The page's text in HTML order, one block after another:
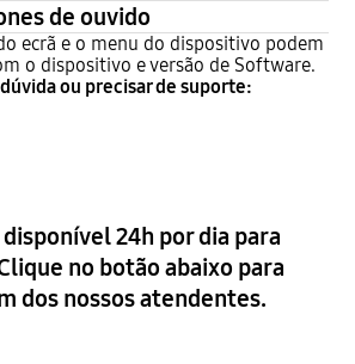
de ouvido
ecrã e o menu do dispositivo podem
o dispositivo e versão de Software.
ou precisar de suporte:
24h por dia para
no botão abaixo para
dos nossos atendentes.